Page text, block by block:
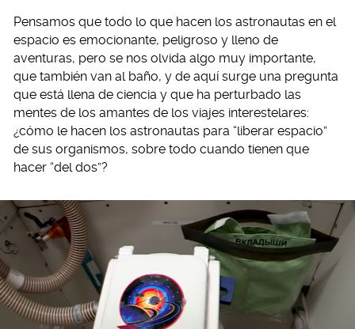
Pensamos que todo lo que hacen los astronautas en el
espacio es emocionante, peligroso y lleno de
aventuras, pero se nos olvida algo muy importante,
que también van al baño, y de aquí surge una pregunta
que está llena de ciencia y que ha perturbado las
mentes de los amantes de los viajes interestelares:
¿cómo le hacen los astronautas para “liberar espacio”
de sus organismos, sobre todo cuando tienen que
hacer “del dos”?